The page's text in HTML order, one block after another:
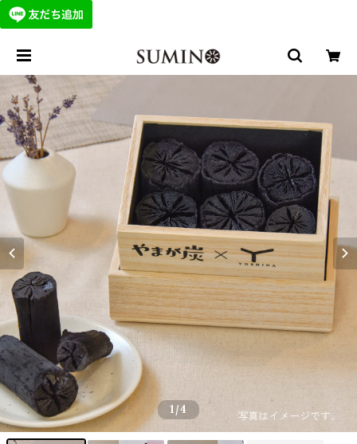
1/4